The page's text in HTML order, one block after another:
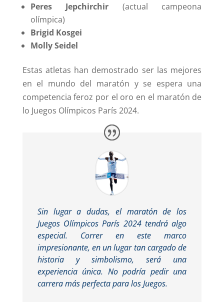
Peres Jepchirchir (actual campeona
olímpica)
Brigid Kosgei
Molly Seidel
Estas atletas han demostrado ser las mejores
en el mundo del maratón y se espera una
competencia feroz por el oro en el maratón de
lo Juegos Olímpicos París 2024.
Sin lugar a dudas, el maratón de los
Juegos Olímpicos París 2024 tendrá algo
especial. Correr en este marco
impresionante, en un lugar tan cargado de
historia y simbolismo, será una
experiencia única. No podría pedir una
carrera más perfecta para los Juegos.